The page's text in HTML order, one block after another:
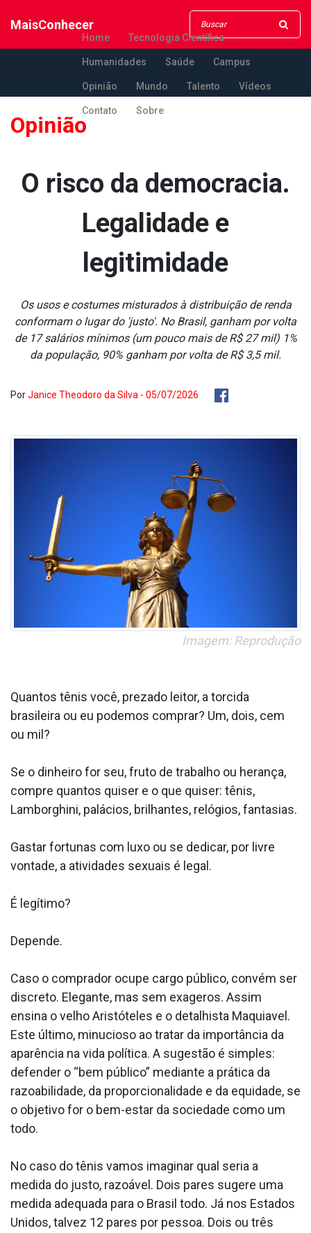
MaisConhecer
Home Tecnologia Científica
Humanidades Saúde Campus
Opinião Mundo Talento Vídeos
Contato Sobre
Opinião
O risco da democracia.
Legalidade e
legitimidade
Os usos e costumes misturados à distribuição de renda
conformam o lugar do 'justo'. No Brasil, ganham por volta
de 17 salários mínimos (um pouco mais de R$ 27 mil) 1%
da população, 90% ganham por volta de R$ 3,5 mil.
PorJanice Theodoro da Silva - 05/07/2026
Imagem: Reprodução
Quantos tênis você, prezado leitor, a torcida
brasileira ou eu podemos comprar? Um, dois, cem
ou mil?
Se o dinheiro for seu, fruto de trabalho ou herança,
compre quantos quiser e o que quiser: tênis,
Lamborghini, palácios, brilhantes, relógios, fantasias.
Gastar fortunas com luxo ou se dedicar, por livre
vontade, a atividades sexuais é legal.
É legítimo?
Depende.
Caso o comprador ocupe cargo público, convém ser
discreto. Elegante, mas sem exageros. Assim
ensina o velho Aristóteles e o detalhista Maquiavel.
Este último, minucioso ao tratar da importância da
aparência na vida política. A sugestão é simples:
defender o “bem público” mediante a prática da
razoabilidade, da proporcionalidade e da equidade, se
o objetivo for o bem-estar da sociedade como um
todo.
No caso do tênis vamos imaginar qual seria a
medida do justo, razoável. Dois pares sugere uma
medida adequada para o Brasil todo. Já nos Estados
Unidos, talvez 12 pares por pessoa. Dois ou três